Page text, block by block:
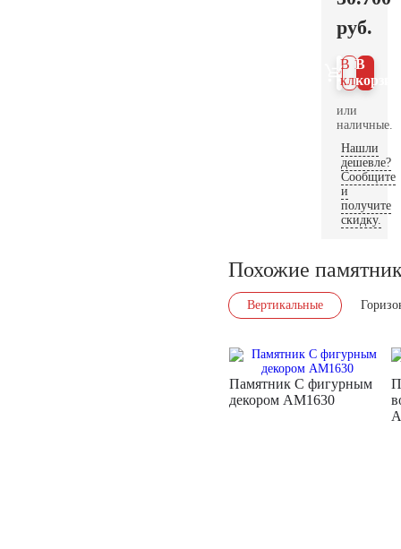
руб.
В
В 1
клик
или
наличные.
Нашли
дешевле?
Сообщите
и
получите
скидку.
Похожие
Вертикальные
Памятник С фигурным
декором AM1630